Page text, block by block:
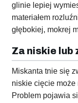
glinie lepiej
materiałem
głębokiej, mokrej
Za niskie lub
Miskanta tnie się
niskie cięcie może
Problem pojawia